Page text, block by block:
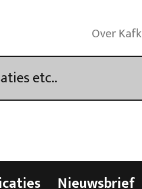
Over
Nieuwsbrief